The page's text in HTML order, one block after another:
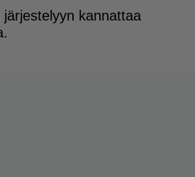
kannattaa